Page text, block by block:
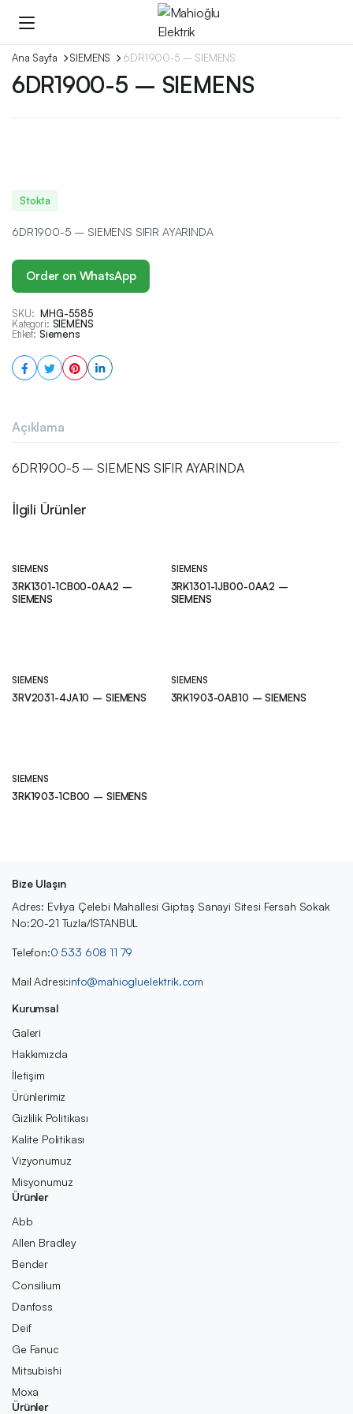
Ana Sayfa SIEMENS 6DR1900-5 – SIEMENS
6DR1900-5 – SIEMENS
Stokta
6DR1900-5 – SIEMENS SIFIR AYARINDA
Order on WhatsApp
SKU: MHG-5585
Kategori: SIEMENS
Etiket: Siemens
Açıklama
6DR1900-5 – SIEMENS SIFIR AYARINDA
İlgili Ürünler
SIEMENS
3RK1301-1CB00-0AA2 –
SIEMENS
SIEMENS
3RK1301-1JB00-0AA2 –
SIEMENS
SIEMENS
3RV2031-4JA10 – SIEMENS
SIEMENS
3RK1903-0AB10 – SIEMENS
SIEMENS
3RK1903-1CB00 – SIEMENS
Bize Ulaşın
Adres: Evliya Çelebi Mahallesi Giptaş Sanayi Sitesi Fersah Sokak
No:20-21 Tuzla/İSTANBUL
Telefon:0 533 608 11 79
Mail Adresi:info@mahiogluelektrik.com
Kurumsal
Galeri
Hakkımızda
İletişim
Ürünlerimiz
Gizlilik Politikası
Kalite Politikası
Vizyonumuz
Misyonumuz
Ürünler
Abb
Allen Bradley
Bender
Consilium
Danfoss
Deif
Ge Fanuc
Mitsubishi
Moxa
Ürünler